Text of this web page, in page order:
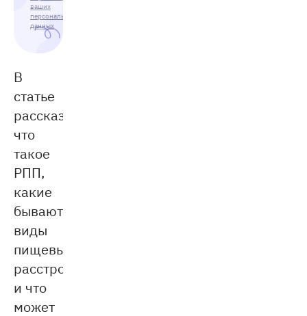
ваших
персональных
данных
В
статье
рассказываем,
что
такое
РПП,
какие
бывают
виды
пищевых
расстройств
и что
может